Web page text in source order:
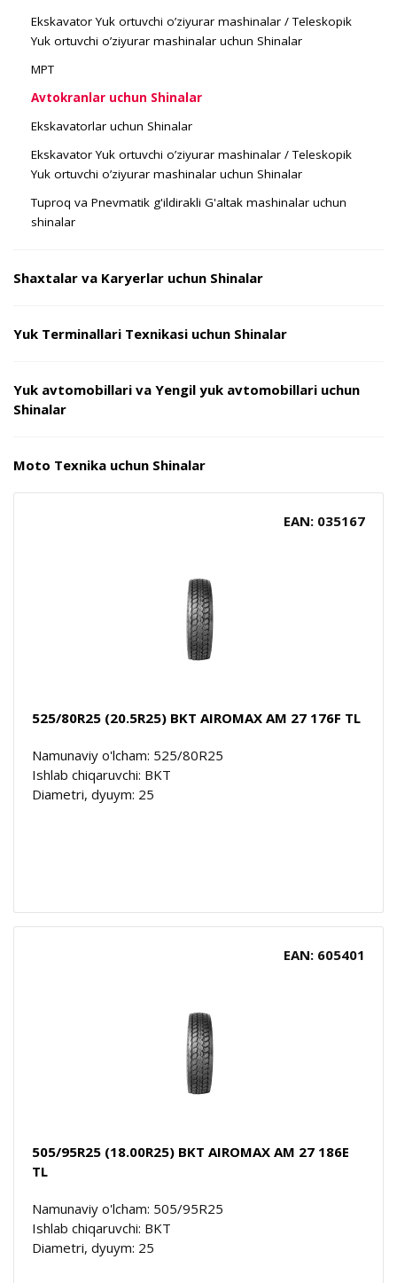
Ekskavator Yuk ortuvchi o’ziyurar mashinalar / Teleskopik
Yuk ortuvchi o’ziyurar mashinalar uchun Shinalar
MPT
Avtokranlar uchun Shinalar
Ekskavatorlar uchun Shinalar
Ekskavator Yuk ortuvchi o’ziyurar mashinalar / Teleskopik
Yuk ortuvchi o’ziyurar mashinalar uchun Shinalar
Tuproq va Pnevmatik g'ildirakli G'altak mashinalar uchun
shinalar
Shaxtalar va Karyerlar uchun Shinalar
Yuk Terminallari Texnikasi uchun Shinalar
Yuk avtomobillari va Yengil yuk avtomobillari uchun
Shinalar
Moto Texnika uchun Shinalar
EAN: 035167
525/80R25 (20.5R25) BKT AIROMAX AM 27 176F TL
Namunaviy o'lcham: 525/80R25
Ishlab chiqaruvchi: BKT
Diametri, dyuym: 25
EAN: 605401
505/95R25 (18.00R25) BKT AIROMAX AM 27 186E
TL
Namunaviy o'lcham: 505/95R25
Ishlab chiqaruvchi: BKT
Diametri, dyuym: 25